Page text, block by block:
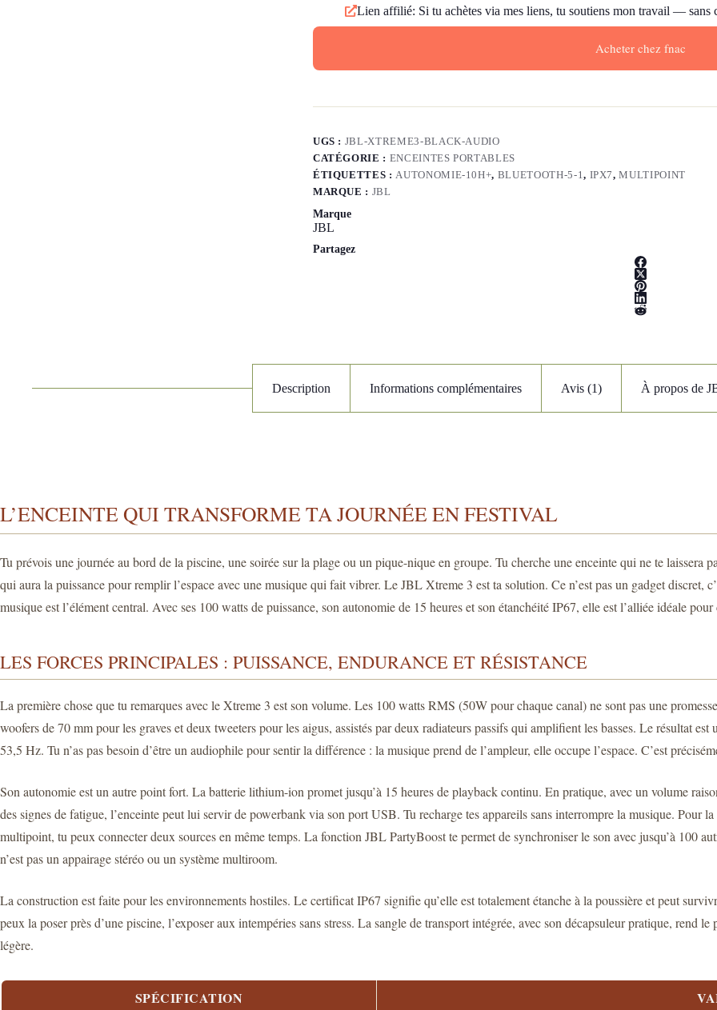
Lien affilié: Si tu achètes via mes liens, tu soutiens mon travail — sans
Acheter chez fnac
UGS : JBL-XTREME3-BLACK-AUDIO
CATÉGORIE : ENCEINTES PORTABLES
ÉTIQUETTES : AUTONOMIE-10H+, BLUETOOTH-5-1, IPX7,MULTIPOINT
MARQUE : JBL
Marque
JBL
Partagez
Description Informations complémentaires Avis (1) À propos de
L’ENCEINTE QUI TRANSFORME TA JOURNÉE EN FESTIVAL
Tu prévois une journée au bord de la piscine, une soirée sur la plage ou un pique-nique en groupe. Tu cherche une enceinte qui ne te laissera
qui aura la puissance pour remplir l’espace avec une musique qui fait vibrer. Le JBL Xtreme 3 est ta solution. Ce n’est pas un gadget discret,
musique est l’élément central. Avec ses 100 watts de puissance, son autonomie de 15 heures et son étanchéité IP67, elle est l’alliée idéale
LES FORCES PRINCIPALES : PUISSANCE, ENDURANCE ET RÉSISTANCE
La première chose que tu remarques avec le Xtreme 3 est son volume. Les 100 watts RMS (50W pour chaque canal) ne sont pas une
woofers de 70 mm pour les graves et deux tweeters pour les aigus, assistés par deux radiateurs passifs qui amplifient les basses. Le résultat est
53,5 Hz. Tu n’as pas besoin d’être un audiophile pour sentir la différence : la musique prend de l’ampleur, elle occupe l’espace. C’est
Son autonomie est un autre point fort. La batterie lithium-ion promet jusqu’à 15 heures de playback continu. En pratique, avec un volume
des signes de fatigue, l’enceinte peut lui servir de powerbank via son port USB. Tu recharge tes appareils sans interrompre la musique. Pour
multipoint, tu peux connecter deux sources en même temps. La fonction JBL PartyBoost te permet de synchroniser le son avec jusqu’à 100
n’est pas un appairage stéréo ou un système multiroom.
La construction est faite pour les environnements hostiles. Le certificat IP67 signifie qu’elle est totalement étanche à la poussière et peut
peux la poser près d’une piscine, l’exposer aux intempéries sans stress. La sangle de transport intégrée, avec son décapsuleur pratique, rend
légère.
SPÉCIFICATION